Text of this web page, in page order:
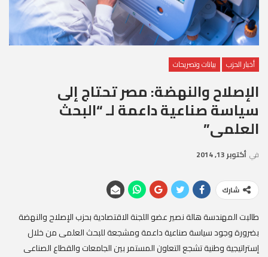
أخبار الحزب بيانات وتصريحات
الإصلاح والنهضة: مصر تحتاج إلى
سياسة صناعية داعمة لـ “البحث
العلمى”
في أكتوبر 13, 2014
شارك
طالبت المهندسة هالة نصير عضو اللجنة الاقتصادية بحزب الإصلاح والنهضة
بضرورة وجود سياسة صناعية داعمة ومشجعة للبحث العلمى من خلال
إستراتيجية وطنية تشجع التعاون المستمر بين الجامعات والقطاع الصناعى